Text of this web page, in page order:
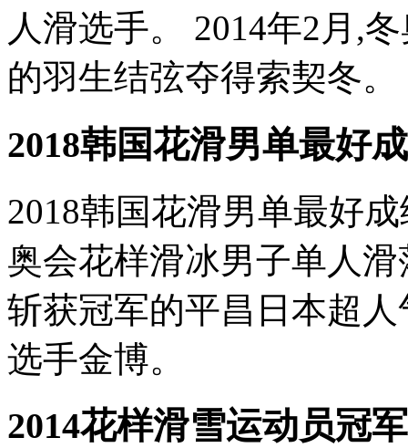
人滑选手。 2014年2月,
的羽生结弦夺得索契冬。
2018韩国花滑男单最好
2018韩国花滑男单最好
奥会花样滑冰男子单人
斩获冠军的平昌日本超
选手金博。
2014花样滑雪运动员冠